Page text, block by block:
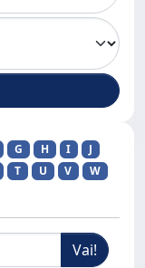
G H I
J
T U V
W